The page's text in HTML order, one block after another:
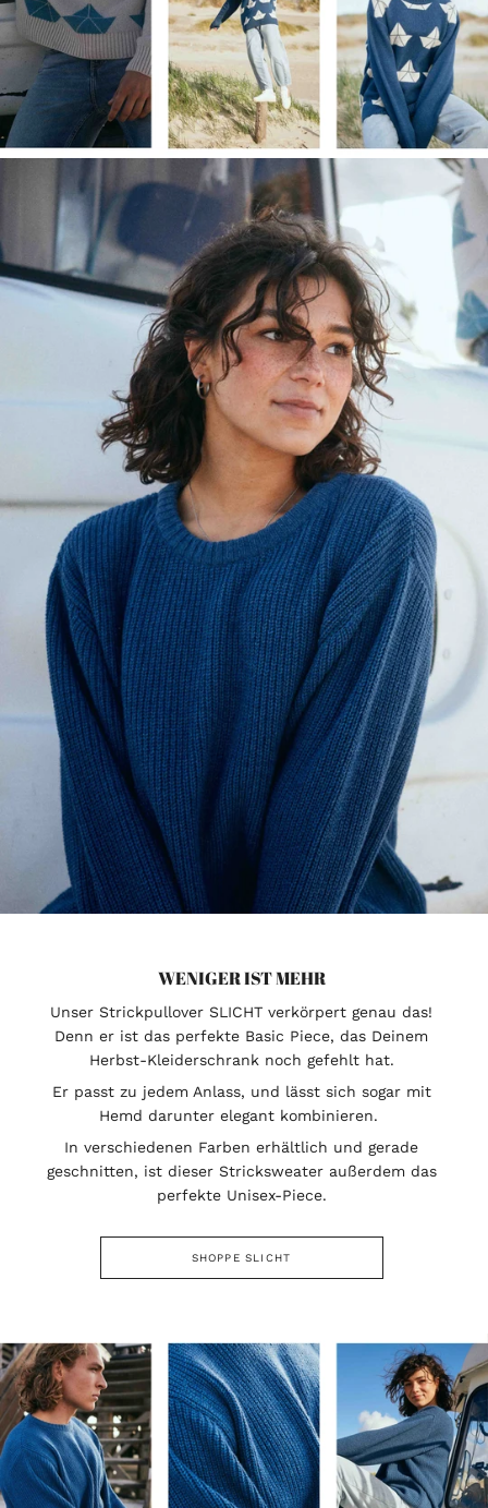
WENIGER IST MEHR
Unser Strickpullover SLICHT verkörpert genau das!
Denn er ist das perfekte Basic Piece, das Deinem
Herbst-Kleiderschrank noch gefehlt hat.
Er passt zu jedem Anlass, und lässt sich sogar mit
Hemd darunter elegant kombinieren.
In verschiedenen Farben erhältlich und gerade
geschnitten, ist dieser Stricksweater außerdem das
perfekte Unisex-Piece.
SHOPPE SLICHT